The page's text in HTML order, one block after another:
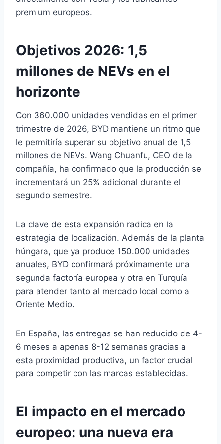
premium europeos.
Objetivos 2026: 1,5
millones de NEVs en el
horizonte
Con 360.000 unidades vendidas en el primer
trimestre de 2026, BYD mantiene un ritmo que
le permitiría superar su objetivo anual de 1,5
millones de NEVs. Wang Chuanfu, CEO de la
compañía, ha confirmado que la producción se
incrementará un 25% adicional durante el
segundo semestre.
La clave de esta expansión radica en la
estrategia de localización. Además de la planta
húngara, que ya produce 150.000 unidades
anuales, BYD confirmará próximamente una
segunda factoría europea y otra en Turquía
para atender tanto al mercado local como a
Oriente Medio.
En España, las entregas se han reducido de 4-
6 meses a apenas 8-12 semanas gracias a
esta proximidad productiva, un factor crucial
para competir con las marcas establecidas.
El impacto en el mercado
europeo: una nueva era